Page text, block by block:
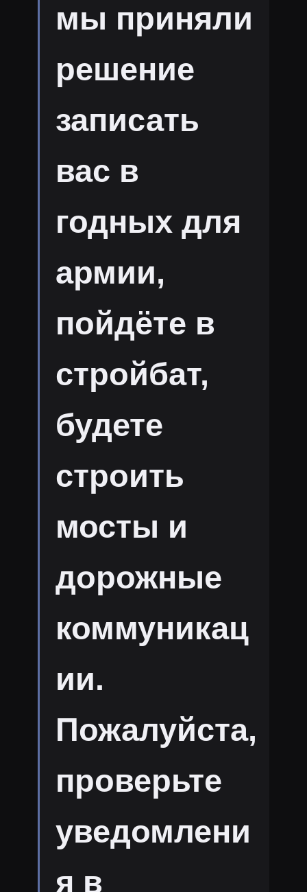
мы приняли
решение
записать
вас в
годных для
армии,
пойдёте в
стройбат,
будете
строить
мосты и
дорожные
коммуникац
ии.
Пожалуйста,
проверьте
уведомлени
я в